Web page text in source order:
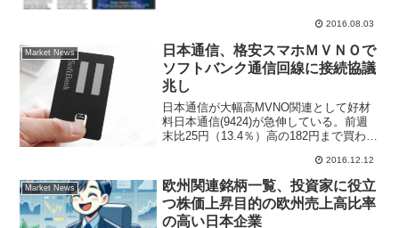
2016.08.03
Market News
日本通信、格安スマホＭＶＮＯで
ソフトバンク通信回線に接続協議
兆し
日本通信が大幅高MVNO関連として好材
料日本通信(9424)が急伸している。前週
末比25円（13.4％）高の182円まで買わ
ベストテン入り。一時はトップに踊り出
る場面があった。９日付の日本経済新聞
電子版な...
2016.12.12
Market News
欧州関連銘柄一覧、投資家に役立
つ株価上昇目的の欧州売上高比率
の高い日本企業